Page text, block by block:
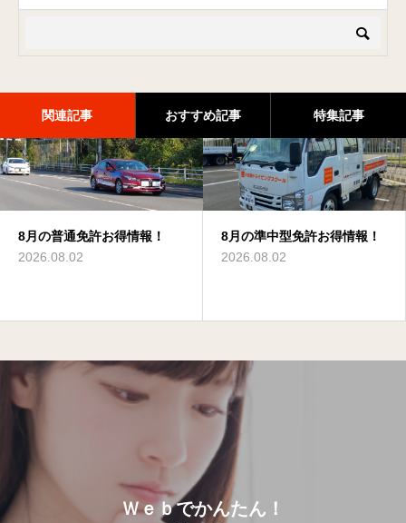
関連記事 おすすめ記事 特集記事
8月の準中型免許お得情報！
2026.08.02
8月の中型免許お得情報！
2026.08.02
8月の普通二種免許お得情
報！
8月の準中型免許お得情報！
2026.08.02
8月の大型免許お得情報！
2026.08.02
8月のけん引免許お得情報！
2026.08.02
Ｗｅｂでかんたん！